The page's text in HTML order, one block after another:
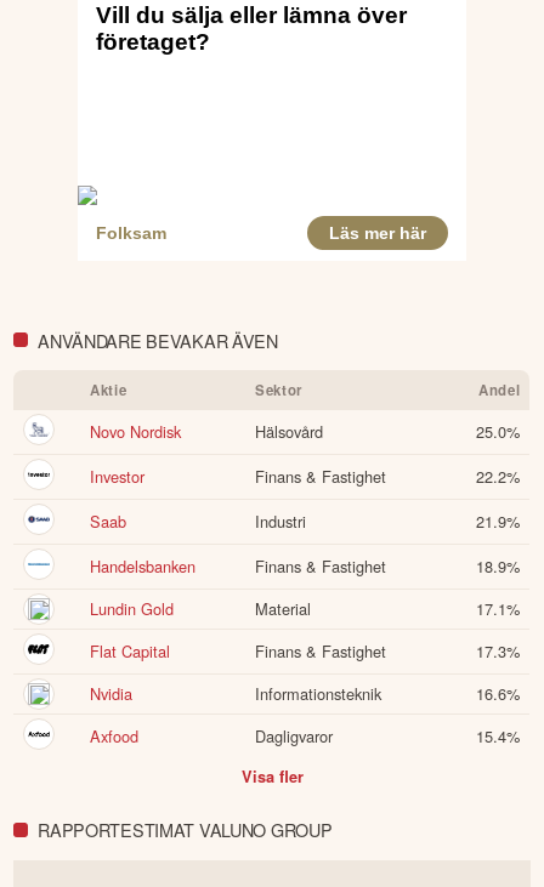
Det är viktigt att notera att den rapport som nu redovisas avser
perioden innan de mest genomgripande förändringarna tog vid.
Siffrorna bör läsas i det ljuset.
rådgivning. Ta alltid del av bolagets fullständiga kvartalsrapport
innan du fattar investeringsbeslut. Historisk avkastning är ingen
garanti för framtida avkastning.
Skulle du upptäcka fel eller
andra förbättringsförslag i materialet är du välkommen att
Öppna rapport (PDF)
ANVÄNDARE BEVAKAR ÄVEN
Aktie Sektor Andel
Novo Nordisk Hälsovård 25.0%
Investor
Finans & Fastighet 22.2%
Saab
Industri 21.9%
Handelsbanken
Finans & Fastighet 18.9%
Lundin Gold
Material 17.1%
Flat Capital
Finans & Fastighet 17.3%
Nvidia
Informationsteknik 16.6%
Axfood
Dagligvaror 15.4%
Visa fler
RAPPORTESTIMAT VALUNO GROUP